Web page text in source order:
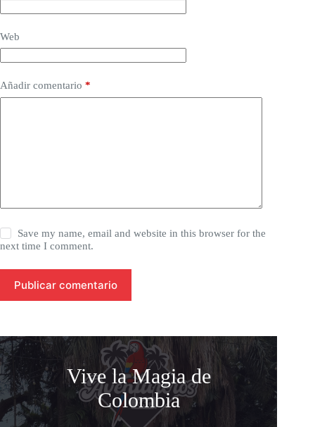
Web
Añadir comentario *
Save my name, email and website in this browser for the
next time I comment.
Publicar comentario
Vive la Magia de
Colombia